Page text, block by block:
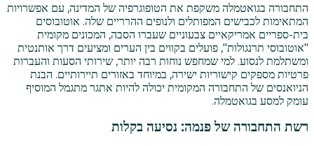
התחבורה בגואטמלה משקפת את הטופוגרפיה של המדינה, עם אפשרויות
המתאימות לכבישים המפותלים ולנופים ההרריים שלה. אוטובוסים
בית-ספריים אמריקאיים צבעוניים שעברו הסבה, המכונים מקומית
"אוטובוסי תרנגולות", פועלים בקווים בין הערים ומציעים דרך אותנטית
ומשתלמת לנסוע. למי שמחפש נוחות רבה יותר, שירותי הסעות והעברות
פרטיות מספקים קישוריות ישירה, במיוחד באזורים תיירותיים. הבנת
הניואנסים של התחבורה המקומית יכולה להיות אתגר מתגמל המוסיף
עומק למסע בגואטמלה.
רשת התחבורה של פנמה: נסיעה בקלות